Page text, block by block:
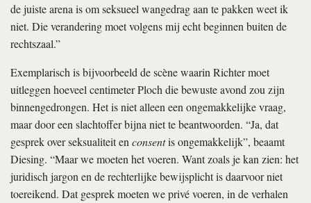
de juiste arena is om seksueel wangedrag aan te pakken weet ik
niet. Die verandering moet volgens mij echt beginnen buiten de
rechtszaal.”
Exemplarisch is bijvoorbeeld de scène waarin Richter moet
uitleggen hoeveel centimeter Ploch die bewuste avond zou zijn
binnengedrongen. Het is niet alleen een ongemakkelijke vraag,
maar door een slachtoffer bijna niet te beantwoorden. “Ja, dat
gesprek over seksualiteit en consentis ongemakkelijk”, beaamt
Diesing. “Maar we moeten het voeren. Want zoals je kan zien: het
juridisch jargon en de rechterlijke bewijsplicht is daarvoor niet
toereikend. Dat gesprek moeten we privé voeren, in de verhalen